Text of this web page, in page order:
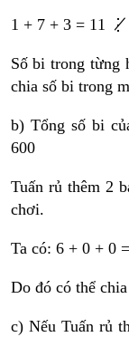
1 + 7 + 3 =
Số bi trong từng
chia số bi trong
b) Tổng số bi
600
Tuấn rủ thêm 2
chơi.
Ta có: 6 + 0 + 0
Do đó có thể
c) Nếu Tuấn rủ